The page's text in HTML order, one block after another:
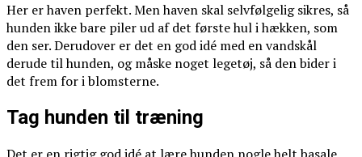
Her er haven perfekt. Men haven skal selvfølgelig sikres, så
hunden ikke bare piler ud af det første hul i hækken, som
den ser. Derudover er det en god idé med en vandskål
derude til hunden, og måske noget legetøj, så den bider i
det frem for i blomsterne.
Tag hunden til træning